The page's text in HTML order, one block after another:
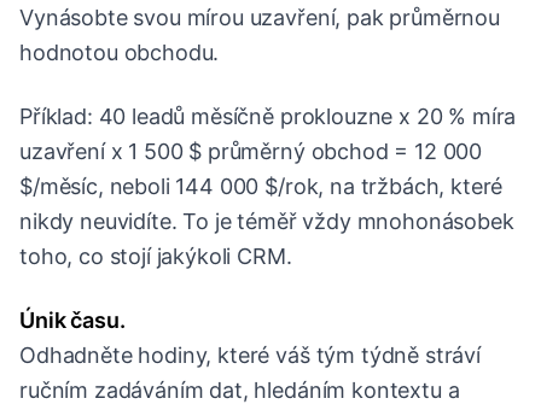
Vynásobte svou mírou uzavření, pak průměrnou
hodnotou obchodu.
Příklad: 40 leadů měsíčně proklouzne x 20 % míra
uzavření x 1 500 $ průměrný obchod = 12 000
$/měsíc, neboli 144 000 $/rok, na tržbách, které
nikdy neuvidíte. To je téměř vždy mnohonásobek
toho, co stojí jakýkoli CRM.
Únik času.
Odhadněte hodiny, které váš tým týdně stráví
ručním zadáváním dat, hledáním kontextu a